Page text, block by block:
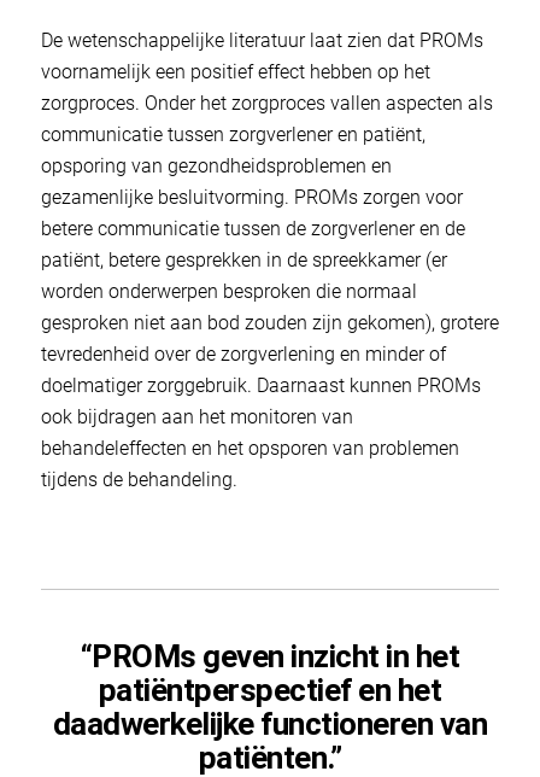
De wetenschappelijke literatuur laat zien dat PROMs
voornamelijk een positief effect hebben op het
zorgproces. Onder het zorgproces vallen aspecten als
communicatie tussen zorgverlener en patiënt,
opsporing van gezondheidsproblemen en
gezamenlijke besluitvorming. PROMs zorgen voor
betere communicatie tussen de zorgverlener en de
patiënt, betere gesprekken in de spreekkamer (er
worden onderwerpen besproken die normaal
gesproken niet aan bod zouden zijn gekomen), grotere
tevredenheid over de zorgverlening en minder of
doelmatiger zorggebruik. Daarnaast kunnen PROMs
ook bijdragen aan het monitoren van
behandeleffecten en het opsporen van problemen
tijdens de behandeling.
“PROMs geven inzicht in het
patiëntperspectief en het
daadwerkelijke functioneren van
patiënten.”